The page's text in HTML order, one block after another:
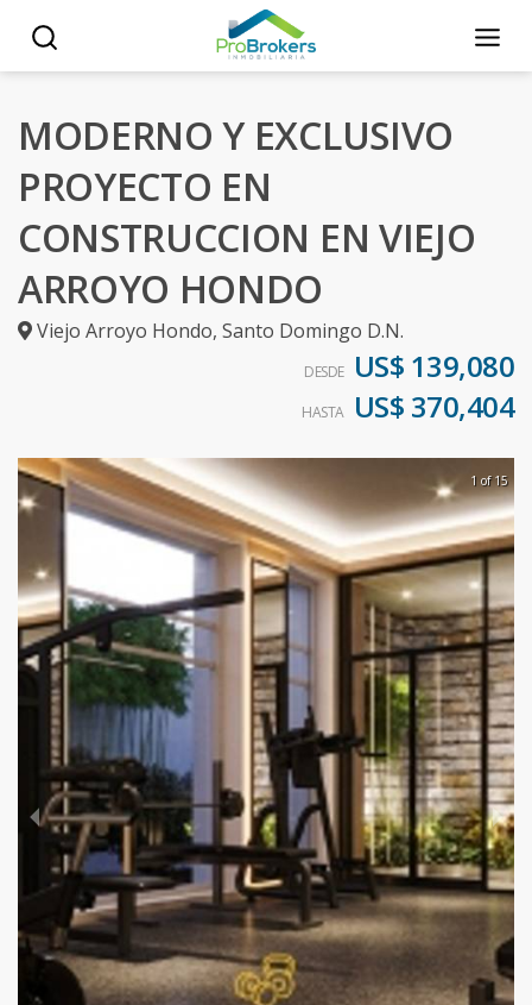
MODERNO Y EXCLUSIVO
PROYECTO EN
CONSTRUCCION EN VIEJO
ARROYO HONDO
Viejo Arroyo Hondo, Santo Domingo D.N.
DESDE US$ 139,080
HASTA US$ 370,404
1 of 15